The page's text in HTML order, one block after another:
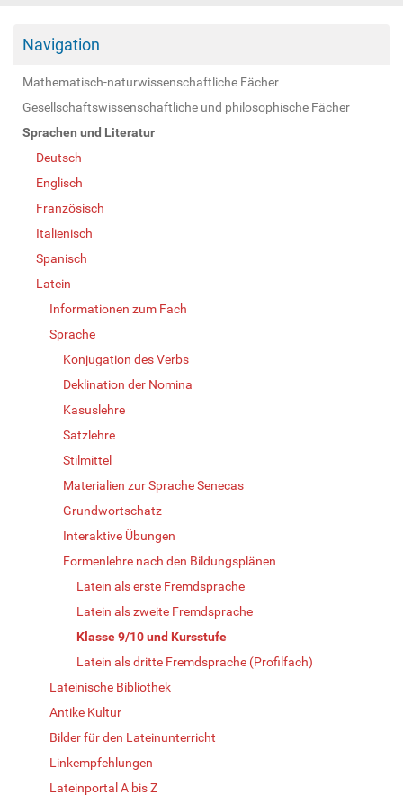
Navigation
Mathematisch-naturwissenschaftliche Fächer
Gesellschaftswissenschaftliche und philosophische Fächer
Sprachen und Literatur
Deutsch
Englisch
Französisch
Italienisch
Spanisch
Latein
Informationen zum Fach
Sprache
Konjugation des Verbs
Deklination der Nomina
Kasuslehre
Satzlehre
Stilmittel
Materialien zur Sprache Senecas
Grundwortschatz
Interaktive Übungen
Formenlehre nach den Bildungsplänen
Latein als erste Fremdsprache
Latein als zweite Fremdsprache
Klasse 9/10 und Kursstufe
Latein als dritte Fremdsprache (Profilfach)
Lateinische Bibliothek
Antike Kultur
Bilder für den Lateinunterricht
Linkempfehlungen
Lateinportal A bis Z